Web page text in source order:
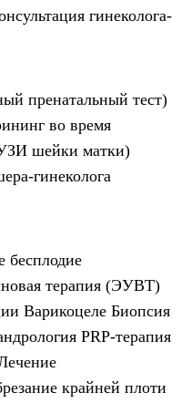
гинеколога-
пренатальный тест)
во время
шейки матки)
гинеколога
бесплодие
терапия (ЭУВТ)
Варикоцеле Биопсия
PRP-терапия
крайней плоти